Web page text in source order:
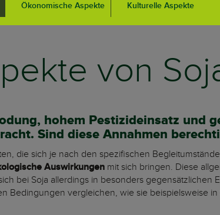
Ökonomische Aspekte Kulturelle Aspekte
von
hohem Pestizideinsatz und
Sind diese Annahmen
die sich je nach den spezifischen
Auswirkungen mit sich bringen. Diese
bei Soja allerdings in besonders gegensätzlichen
Bedingungen vergleichen, wie sie beispielsweise